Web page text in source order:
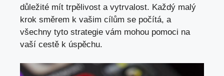
důležité‍ mít trpělivost a vytrvalost. Každý malý
krok směrem k vašim cílům se počítá, a
všechny tyto strategie vám mohou ‌pomoci na
vaší cestě k úspěchu.